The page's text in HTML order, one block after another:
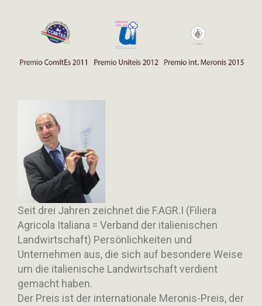
Seit drei Jahren zeichnet die F.AGR.I (Filiera
Agricola Italiana = Verband der italienischen
Landwirtschaft) Persönlichkeiten und
Unternehmen aus, die sich auf besondere Weise
um die italienische Landwirtschaft verdient
gemacht haben.
Der Preis ist der internationale Meronis-Preis, der